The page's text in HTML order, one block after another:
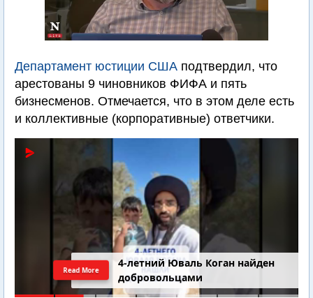
Департамент юстиции США подтвердил, что
арестованы 9 чиновников ФИФА и пять
бизнесменов. Отмечается, что в этом деле есть
и коллективные (корпоративные) ответчики.
4-летний Юваль Коган найден
добровольцами
Read More